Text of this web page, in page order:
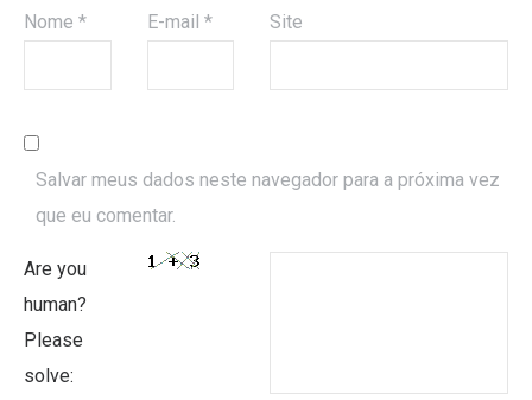
Nome * E-mail * Site
Salvar meus dados neste navegador para a próxima vez
que eu comentar.
Are you
human?
Please
solve: